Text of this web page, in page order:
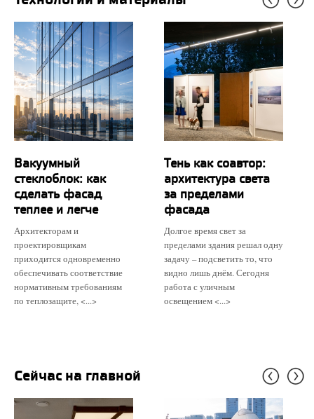
Вакуумный
стеклоблок: как
сделать фасад
теплее и легче
Архитекторам и
проектировщикам
приходится одновременно
обеспечивать соответствие
нормативным требованиям
по теплозащите, <...>
Тень как соавтор:
архитектура света
за пределами
фасада
Долгое время свет за
пределами здания решал одну
задачу – подсветить то, что
видно лишь днём. Сегодня
работа с уличным
освещением <...>
Сейчас на главной